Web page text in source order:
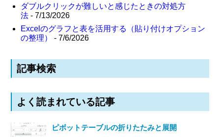
ダブルクリックが難しいと感じたときの対処方
法 - 7/13/2026
Excelのグラフと表を活用する（貼り付けオプション
の整理）
- 7/6/2026
記事検索
よく読まれている記事
ピボットテーブルの折りたたみと展開